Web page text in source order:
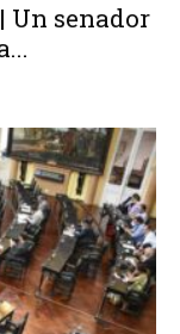
Un senador